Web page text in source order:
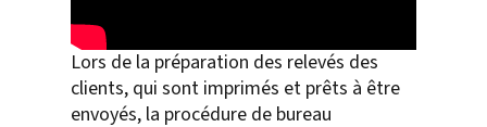
Lors de la préparation des relevés des
clients, qui sont imprimés et prêts à être
envoyés, la procédure de bureau